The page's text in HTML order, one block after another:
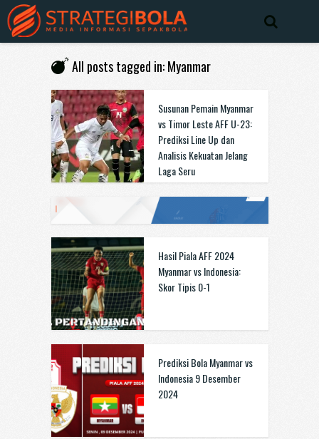
All posts tagged in: Myanmar
Susunan Pemain Myanmar
vs Timor Leste AFF U-23:
Prediksi Line Up dan
Analisis Kekuatan Jelang
Laga Seru
Hasil Piala AFF 2024
Myanmar vs Indonesia:
Skor Tipis 0-1
Prediksi Bola Myanmar vs
Indonesia 9 Desember
2024